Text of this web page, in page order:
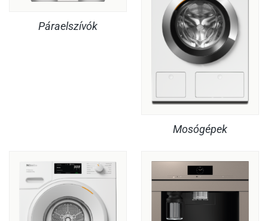
Páraelszívók
Mosógépek